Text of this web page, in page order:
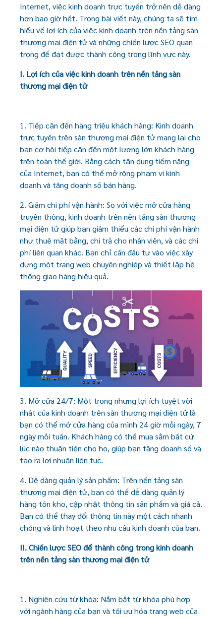
Internet, việc kinh doanh trực tuyến trở nên dễ dàng
hơn bao giờ hết. Trong bài viết này, chúng ta sẽ tìm
hiểu về lợi ích của việc kinh doanh trên nền tảng sàn
thương mại điện tử và những chiến lược SEO quan
trọng để đạt được thành công trong lĩnh vực này.
I. Lợi ích của việc kinh doanh trên nền tảng sàn
thương mại điện tử
1. Tiếp cận đến hàng triệu khách hàng: Kinh doanh
trực tuyến trên sàn thương mại điện tử mang lại cho
bạn cơ hội tiếp cận đến một lượng lớn khách hàng
trên toàn thế giới. Bằng cách tận dụng tiềm năng
của Internet, bạn có thể mở rộng phạm vi kinh
doanh và tăng doanh số bán hàng.
2. Giảm chi phí vận hành: So với việc mở cửa hàng
truyền thống, kinh doanh trên nền tảng sàn thương
mại điện tử giúp bạn giảm thiểu các chi phí vận hành
như thuê mặt bằng, chi trả cho nhân viên, và các chi
phí liên quan khác. Bạn chỉ cần đầu tư vào việc xây
dựng một trang web chuyên nghiệp và thiết lập hệ
thống giao hàng hiệu quả.
3. Mở cửa 24/7: Một trong những lợi ích tuyệt vời
nhất của kinh doanh trên sàn thương mại điện tử là
bạn có thể mở cửa hàng của mình 24 giờ mỗi ngày, 7
ngày mỗi tuần. Khách hàng có thể mua sắm bất cứ
lúc nào thuận tiện cho họ, giúp bạn tăng doanh số và
tạo ra lợi nhuận liên tục.
4. Dễ dàng quản lý sản phẩm: Trên nền tảng sàn
thương mại điện tử, bạn có thể dễ dàng quản lý
hàng tồn kho, cập nhật thông tin sản phẩm và giá cả.
Bạn có thể thay đổi thông tin này một cách nhanh
chóng và linh hoạt theo nhu cầu kinh doanh của bạn.
II. Chiến lược SEO để thành công trong kinh doanh
trên nền tảng sàn thương mại điện tử
1. Nghiên cứu từ khóa: Nắm bắt từ khóa phù hợp
với ngành hàng của bạn và tối ưu hóa trang web của